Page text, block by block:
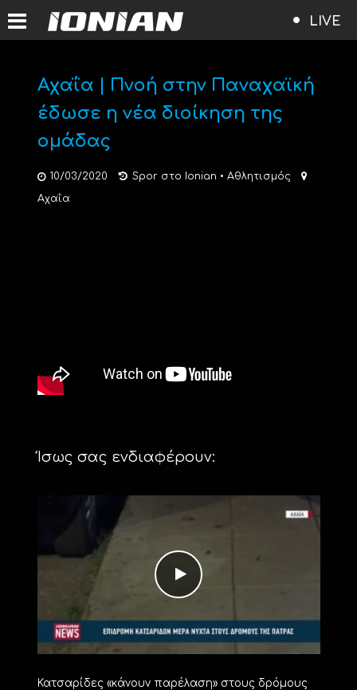
LIVE
Αχαΐα | Πνοή στην Παναχαϊκή
έδωσε η νέα διοίκηση της
ομάδας
10/03/2020 Spor στο Ionian • Αθλητισμός
Αχαΐα
Ίσως σας ενδιαφέρουν:
Κατσαρίδες «κάνουν παρέλαση» στους δρόμους